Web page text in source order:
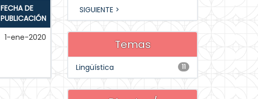
FECHA DE
PUBLICACIÓN
1-ene-2020
SIGUIENTE >
Temas
11
Lingüística